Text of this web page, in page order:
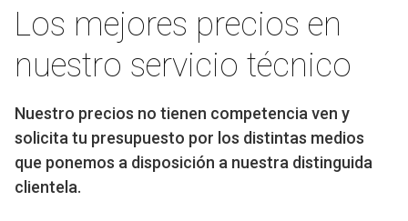
Los mejores precios en
nuestro servicio técnico
Nuestro precios no tienen competencia ven y
solicita tu presupuesto por los distintas medios
que ponemos a disposición a nuestra distinguida
clientela.